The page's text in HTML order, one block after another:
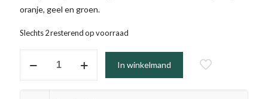
oranje, geel en groen.
Slechts 2 resterend op voorraad
In winkelmand